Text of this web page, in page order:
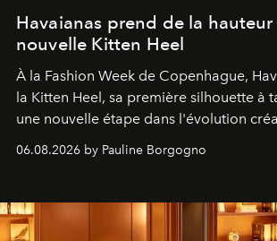
Havaianas prend de la hauteur
nouvelle Kitten Heel
À la Fashion Week de Copenhague,
la Kitten Heel, sa première silhouette à
une nouvelle étape dans l'évolution
06.08.2026 by Pauline Borgogno